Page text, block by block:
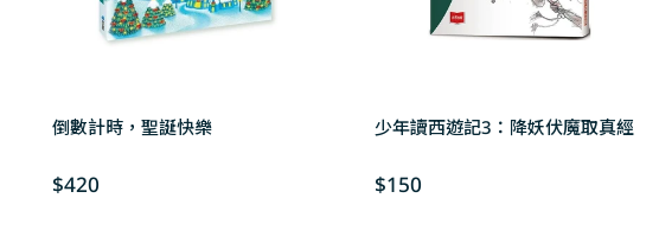
倒數計時，聖誕快樂
Regular
$420
少年讀西遊記3：降妖伏魔取真經
Regular
$150